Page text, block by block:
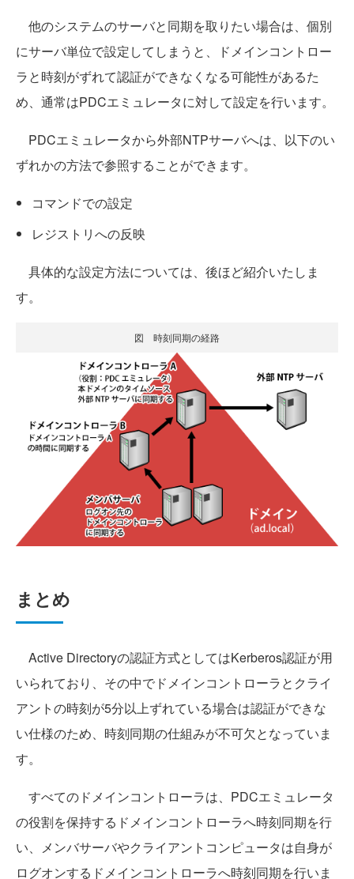
他のシステムのサーバと同期を取りたい場合は、個別
にサーバ単位で設定してしまうと、ドメインコントロー
ラと時刻がずれて認証ができなくなる可能性があるた
め、通常はPDCエミュレータに対して設定を行います。
PDCエミュレータから外部NTPサーバへは、以下のい
ずれかの方法で参照することができます。
コマンドでの設定
レジストリへの反映
具体的な設定方法については、後ほど紹介いたしま
す。
図 時刻同期の経路
まとめ
Active Directoryの認証方式としてはKerberos認証が用
いられており、その中でドメインコントローラとクライ
アントの時刻が5分以上ずれている場合は認証ができな
い仕様のため、時刻同期の仕組みが不可欠となっていま
す。
すべてのドメインコントローラは、PDCエミュレータ
の役割を保持するドメインコントローラへ時刻同期を行
い、メンバサーバやクライアントコンピュータは自身が
ログオンするドメインコントローラへ時刻同期を行いま